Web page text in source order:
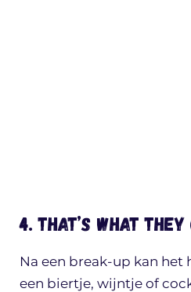
4. That’s what
Na een break-up kan
een biertje, wijntje of